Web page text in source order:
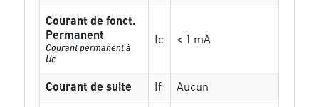
Courant de fonct.
Permanent
Courant permanent à
Uc
Ic < 1 mA
Courant de suite If
Aucun